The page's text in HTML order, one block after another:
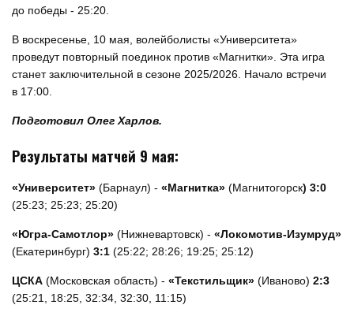
до победы - 25:20.
В воскресенье, 10 мая, волейболисты «Университета»
проведут повторный поединок против «Магнитки». Эта игра
станет заключительной в сезоне 2025/2026. Начало встречи
в 17:00.
Подготовил Олег Харлов.
Результаты матчей 9 мая:
«Университет» (Барнаул) - «Магнитка» (Магнитогорск) 3:0
(25:23; 25:23; 25:20)
«Югра-Самотлор» (Нижневартовск) - «Локомотив-Изумруд»
(Екатеринбург) 3:1 (25:22; 28:26; 19:25; 25:12)
ЦСКА (Московская область) - «Текстильщик» (Иваново) 2:3
(25:21, 18:25, 32:34, 32:30, 11:15)